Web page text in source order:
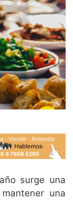
surge una
una